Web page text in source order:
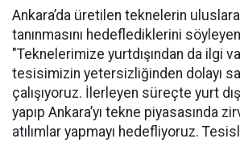
Ankara’da üretilen teknelerin
tanınmasını hedeflediklerini
"Teknelerimize yurtdışından da ilgi
tesisimizin yetersizliğinden dolayı
çalışıyoruz. İlerleyen süreçte yurt
yapıp Ankara’yı tekne piyasasında
atılımlar yapmayı hedefliyoruz.